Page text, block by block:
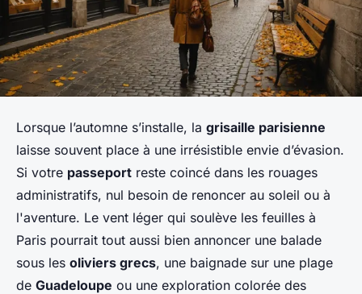
Lorsque l’automne s’installe, la grisaille parisienne
laisse souvent place à une irrésistible envie d’évasion.
Si votre passeport reste coincé dans les rouages
administratifs, nul besoin de renoncer au soleil ou à
l'aventure. Le vent léger qui soulève les feuilles à
Paris pourrait tout aussi bien annoncer une balade
sous les oliviers grecs, une baignade sur une plage
de Guadeloupe ou une exploration colorée des